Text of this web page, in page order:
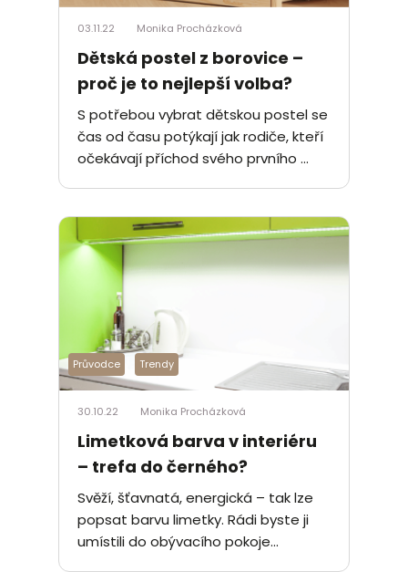
03.11.22 Monika Procházková
Dětská postel z borovice –
proč je to nejlepší volba?
S potřebou vybrat dětskou postel se
čas od času potýkají jak rodiče, kteří
očekávají příchod svého prvního ...
Průvodce Trendy
30.10.22 Monika Procházková
Limetková barva v interiéru
– trefa do černého?
Svěží, šťavnatá, energická – tak lze
popsat barvu limetky. Rádi byste ji
umístili do obývacího pokoje...